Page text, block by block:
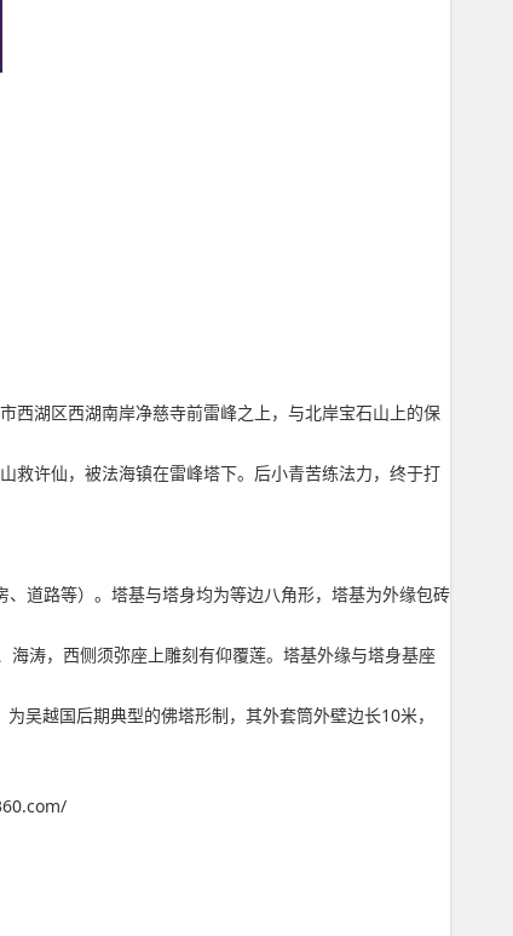
西湖区西湖南岸净慈寺前雷峰之上，与北岸宝石山上的保
救许仙，被法海镇在雷峰塔下。后小青苦练法力，终于打
道路等）。塔基与塔身均为等边八角形，塔基为外缘包砖
海涛，西侧须弥座上雕刻有仰覆莲。塔基外缘与塔身基座
吴越国后期典型的佛塔形制，其外套筒外壁边长10米，